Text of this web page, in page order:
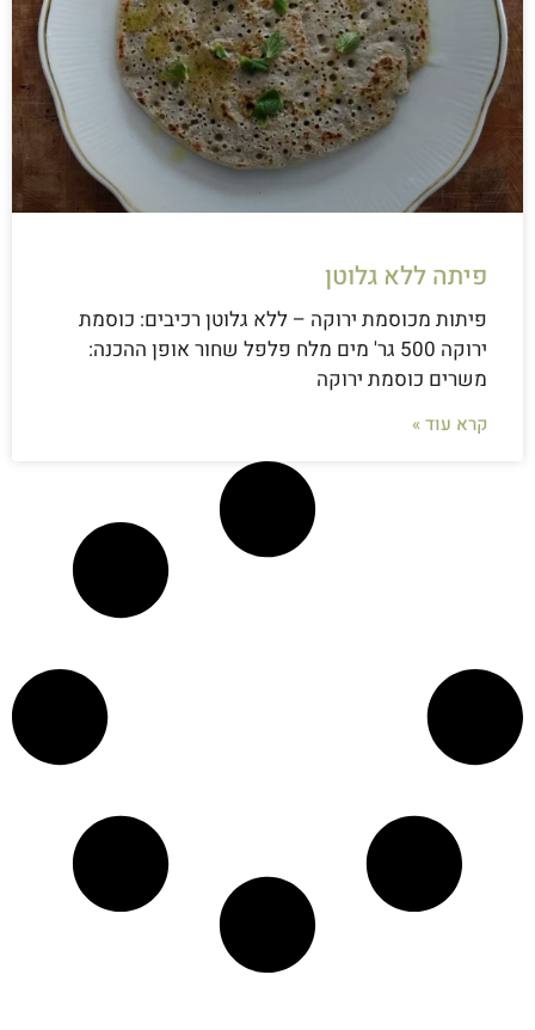
פיתה ללא גלוטן
פיתות מכוסמת ירוקה – ללא גלוטן רכיבים: כוסמת
ירוקה 500 גר' מים מלח פלפל שחור אופן ההכנה:
משרים כוסמת ירוקה
קרא עוד »